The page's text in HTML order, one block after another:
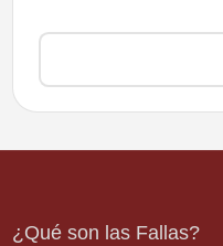
¿Qué son las Fallas?